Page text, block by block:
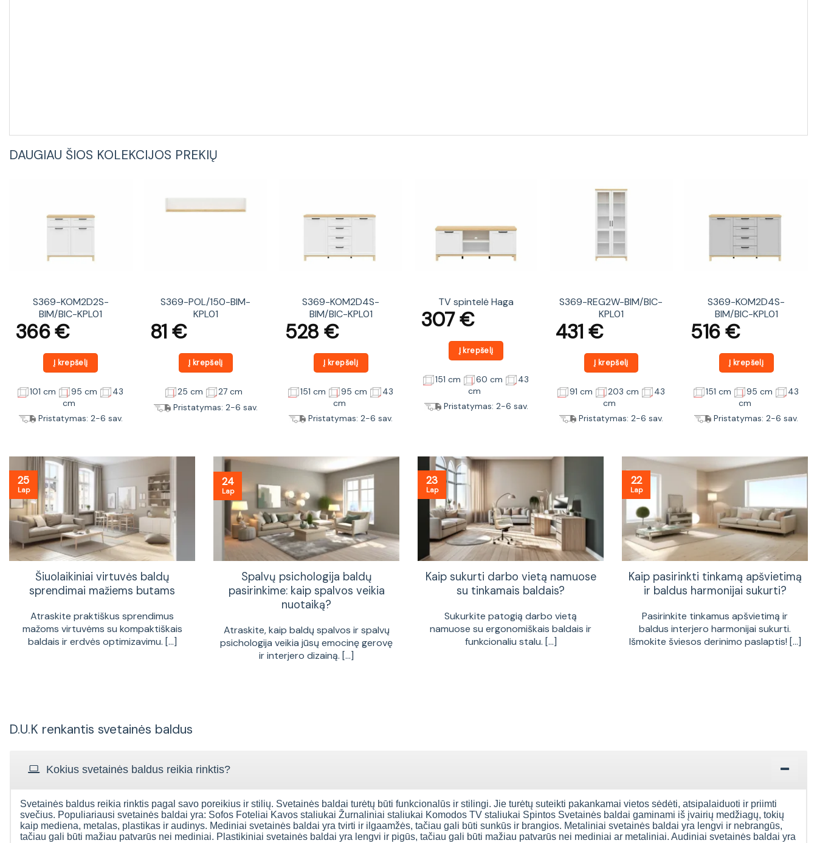
DAUGIAU ŠIOS KOLEKCIJOS PREKIŲ
S369-KOM2D2S-
BIM/BIC-KPL01
366€
Į krepšelį
101 cm 95 cm
43
cm
Pristatymas: 2-6 sav.
S369-POL/150-BIM-
KPL01
81€
Į krepšelį
25 cm
27 cm
Pristatymas: 2-6 sav.
S369-KOM2D4S-
BIM/BIC-KPL01
528€
Į krepšelį
151 cm 95 cm
43
cm
Pristatymas: 2-6 sav.
TV spintelė Haga
307€
Į krepšelį
151 cm 60 cm
43
cm
Pristatymas: 2-6 sav.
S369-REG2W-BIM/BIC-
KPL01
431 €
Į krepšelį
91 cm 203 cm
43
cm
Pristatymas: 2-6 sav.
S369-KOM2D4S-
BIM/BIC-KPL01
516€
Į krepšelį
151 cm 95 cm
43
cm
Pristatymas: 2-6 sav.
Šiuolaikiniai virtuvės baldų
sprendimai mažiems butams
Atraskite praktiškus sprendimus
mažoms virtuvėms su kompaktiškais
baldais ir erdvės optimizavimu. [...]
25
Lap
Spalvų psichologija baldų
pasirinkime: kaip spalvos veikia
nuotaiką?
Atraskite, kaip baldų spalvos ir spalvų
psichologija veikia jūsų emocinę gerovę
ir interjero dizainą. [...]
24
Lap
Kaip sukurti darbo vietą namuose
su tinkamais baldais?
Sukurkite patogią darbo vietą
namuose su ergonomiškais baldais ir
funkcionaliu stalu. [...]
23
Lap
Kaip pasirinkti tinkamą apšvietimą
ir baldus harmonijai sukurti?
Pasirinkite tinkamus apšvietimą ir
baldus interjero harmonijai sukurti.
Išmokite šviesos derinimo paslaptis! [...]
22
Lap
D.U.K renkantis svetainės baldus
Kokius svetainės baldus reikia rinktis?
Svetainės baldus reikia rinktis pagal savo poreikius ir stilių. Svetainės baldai turėtų būti funkcionalūs ir stilingi. Jie turėtų suteikti pakankamai vietos sėdėti, atsipalaiduoti ir priimti
svečius. Populiariausi svetainės baldai yra: Sofos Foteliai Kavos staliukai Žurnaliniai staliukai Komodos TV staliukai Spintos Svetainės baldai gaminami iš įvairių medžiagų, tokių
kaip mediena, metalas, plastikas ir audinys. Mediniai svetainės baldai yra tvirti ir ilgaamžės, tačiau gali būti sunkūs ir brangios. Metaliniai svetainės baldai yra lengvi ir nebrangūs,
tačiau gali būti mažiau patvarūs nei mediniai. Plastikiniai svetainės baldai yra lengvi ir pigūs, tačiau gali būti mažiau patvarūs nei mediniai ar metaliniai. Audiniai svetainės baldai yra